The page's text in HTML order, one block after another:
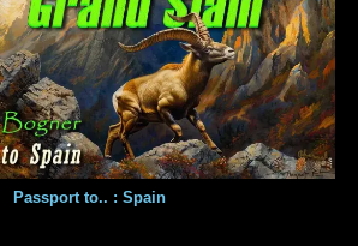
Passport to.. : Spain